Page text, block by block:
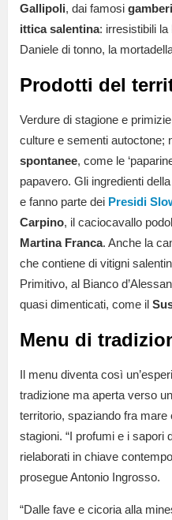
Gallipoli, dai famosi
ittica salentina: irresistibili la
Daniele di tonno, la
Prodotti del
Verdure di stagione e
culture e sementi autoctone;
spontanee, come le
papavero. Gli ingredienti
e fanno parte dei Presidi
Carpino, il caciocavallo
Martina Franca. Anche la
che contiene di vitigni
Primitivo, al Bianco
quasi dimenticati, come il
Menu di
Il menu diventa così
tradizione ma aperta verso
territorio, spaziando fra
stagioni. “I profumi e i sapori
rielaborati in chiave
prosegue Antonio Ingrosso.
“Dalle fave e cicoria alla